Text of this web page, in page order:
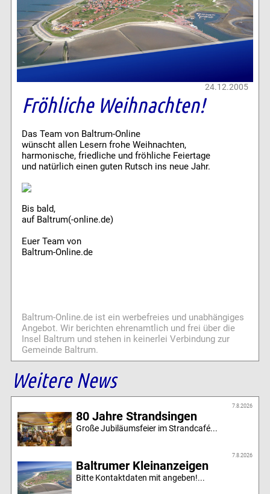
24.12.2005
Fröhliche Weihnachten!
Das Team von Baltrum-Online
wünscht allen Lesern frohe Weihnachten,
harmonische, friedliche und fröhliche Feiertage
und natürlich einen guten Rutsch ins neue Jahr.
Bis bald,
auf Baltrum(-online.de)
Euer Team von
Baltrum-Online.de
Baltrum-Online.de ist ein werbefreies und unabhängiges
Angebot. Wir berichten ehrenamtlich und frei über die
Insel Baltrum und stehen in keinerlei Verbindung zur
Gemeinde Baltrum.
Weitere News
7.8.2026
80 Jahre Strandsingen
Große Jubiläumsfeier im Strandcafé...
7.8.2026
Baltrumer Kleinanzeigen
Bitte Kontaktdaten mit angeben!...